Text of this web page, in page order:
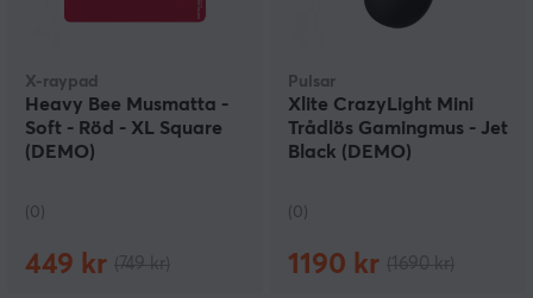
X-raypad
Heavy Bee Musmatta -
Soft - Röd - XL Square
(DEMO)
(0)
449 kr
Pulsar
Xlite CrazyLight Mini
Trådlös Gamingmus - Jet
Black (DEMO)
(0)
1190 kr